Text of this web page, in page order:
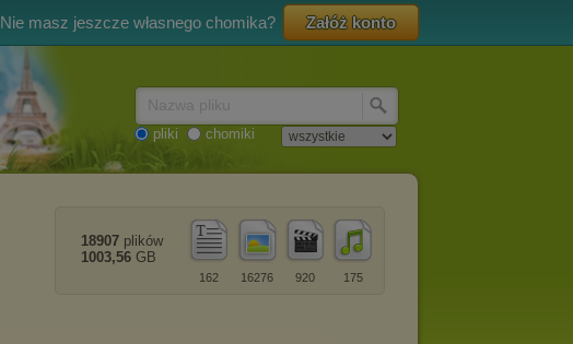
Nie masz jeszcze własnego chomika? Załóż konto
pliki chomiki
175
920
16276
162
18907 plików
1003,56 GB